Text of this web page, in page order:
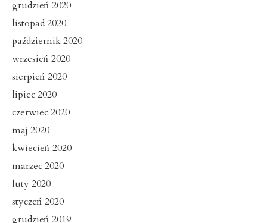
grudzień 2020
listopad 2020
październik 2020
wrzesień 2020
sierpień 2020
lipiec 2020
czerwiec 2020
maj 2020
kwiecień 2020
marzec 2020
luty 2020
styczeń 2020
grudzień 2019